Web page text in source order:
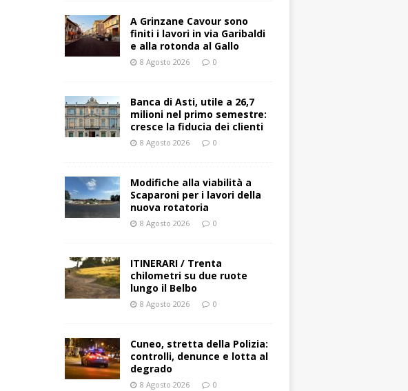
A Grinzane Cavour sono
finiti i lavori in via Garibaldi
e alla rotonda al Gallo
8 Agosto 2026 0
Banca di Asti, utile a 26,7
milioni nel primo semestre:
cresce la fiducia dei clienti
8 Agosto 2026 0
Modifiche alla viabilità a
Scaparoni per i lavori della
nuova rotatoria
8 Agosto 2026 0
ITINERARI / Trenta
chilometri su due ruote
lungo il Belbo
8 Agosto 2026 0
Cuneo, stretta della Polizia:
controlli, denunce e lotta al
degrado
8 Agosto 2026 0